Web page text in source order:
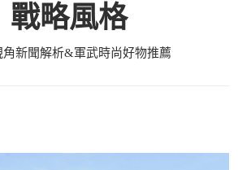
戰略風格
角新聞解析&軍武時尚好物推薦